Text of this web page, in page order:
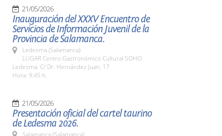
21/05/2026
Inauguración del XXXV Encuentro de
Servicios de Información Juvenil de la
Provincia de Salamanca.
Ledesma (Salamanca)
LUGAR Centro Gastronómico Cultural SOHO
Ledesma. C/ Dr. Hernández Juan, 17
Hora: 9:45 h.
21/05/2026
Presentación oficial del cartel taurino
de Ledesma 2026.
Salamanca (Salamanca)